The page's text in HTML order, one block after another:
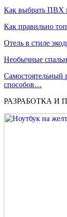
Как выбрать ПВХ
Как правильно
Отель в стиле
Необычные
Самостоятельный
способов…
РАЗРАБОТКА И